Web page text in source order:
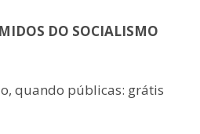
DO SOCIALISMO
quando públicas: grátis